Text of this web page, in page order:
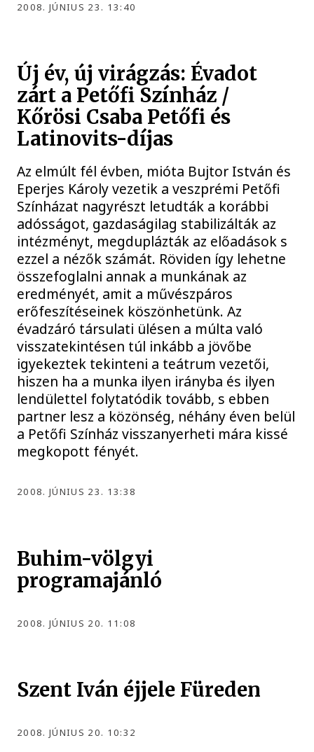
2008. JÚNIUS 23. 13:40
Új év, új virágzás: Évadot
zárt a Petőfi Színház /
Kőrösi Csaba Petőfi és
Latinovits-díjas
Az elmúlt fél évben, mióta Bujtor István és
Eperjes Károly vezetik a veszprémi Petőfi
Színházat nagyrészt letudták a korábbi
adósságot, gazdaságilag stabilizálták az
intézményt, megduplázták az előadások s
ezzel a nézők számát. Röviden így lehetne
összefoglalni annak a munkának az
eredményét, amit a művészpáros
erőfeszítéseinek köszönhetünk. Az
évadzáró társulati ülésen a múlta való
visszatekintésen túl inkább a jövőbe
igyekeztek tekinteni a teátrum vezetői,
hiszen ha a munka ilyen irányba és ilyen
lendülettel folytatódik tovább, s ebben
partner lesz a közönség, néhány éven belül
a Petőfi Színház visszanyerheti mára kissé
megkopott fényét.
2008. JÚNIUS 23. 13:38
Buhim-völgyi
programajánló
2008. JÚNIUS 20. 11:08
Szent Iván éjjele Füreden
2008. JÚNIUS 20. 10:32